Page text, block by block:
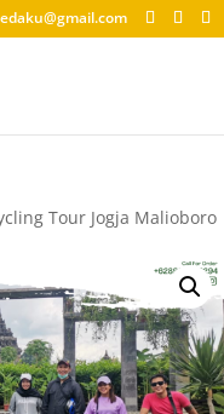
Tour Jogja Malioboro